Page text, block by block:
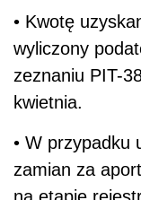
• Kwotę
wyliczony
zeznaniu PIT-
kwietnia.
• W przypadku
zamian za